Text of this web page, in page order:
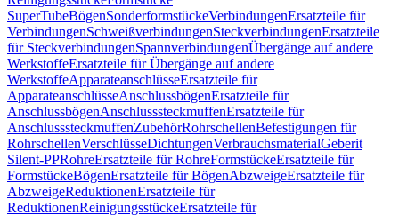
SuperTubeBögenSonderformstückeVerbindungenErsatzteile für
VerbindungenSchweißverbindungenSteckverbindungenErsatzteile
für SteckverbindungenSpannverbindungenÜbergänge auf andere
WerkstoffeErsatzteile für Übergänge auf andere
WerkstoffeApparateanschlüsseErsatzteile für
ApparateanschlüsseAnschlussbögenErsatzteile für
AnschlussbögenAnschlusssteckmuffenErsatzteile für
AnschlusssteckmuffenZubehörRohrschellenBefestigungen für
RohrschellenVerschlüsseDichtungenVerbrauchsmaterialGeberit
Silent-PPRohreErsatzteile für RohreFormstückeErsatzteile für
FormstückeBögenErsatzteile für BögenAbzweigeErsatzteile für
AbzweigeReduktionenErsatzteile für
ReduktionenReinigungsstückeErsatzteile für